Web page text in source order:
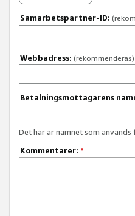
Samarbetspartner-ID:
Webbadress: (rekommenderas)
Betalningsmottagarens
Det här är namnet som
Kommentarer: *